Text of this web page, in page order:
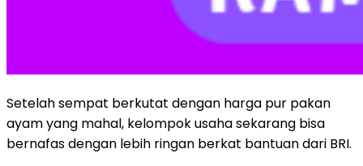
Setelah sempat berkutat dengan harga pur pakan
ayam yang mahal, kelompok usaha sekarang bisa
bernafas dengan lebih ringan berkat bantuan dari BRI.